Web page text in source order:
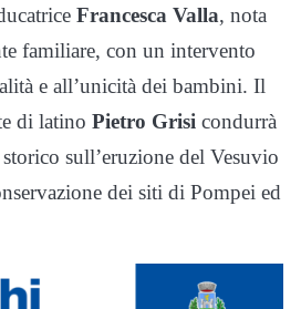
Francesca Valla, nota
familiare, con un intervento
e all’unicità dei bambini. Il
di latino Pietro Grisi condurrà
sull’eruzione del Vesuvio
dei siti di Pompei ed